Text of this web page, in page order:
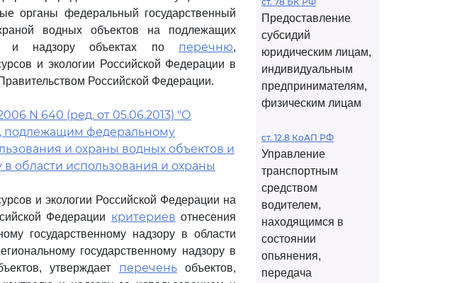
органы федеральный государственный
водных объектов на подлежащих
и надзору объектах по перечню,
и экологии Российской Федерации в
Российской Федерации.
N 640 (ред. от 05.06.2013) "О
подлежащим федеральному
и охраны водных объектов и
области использования и охраны
и экологии Российской Федерации на
Федерации критериев отнесения
государственному надзору в области
государственному надзору в
утверждает переченьобъектов,
Предоставление
субсидий
юридическим лицам,
индивидуальным
предпринимателям,
физическим лицам
ст. 12.8 КоАП РФ
Управление
транспортным
средством
водителем,
находящимся в
состоянии
опьянения,
передача